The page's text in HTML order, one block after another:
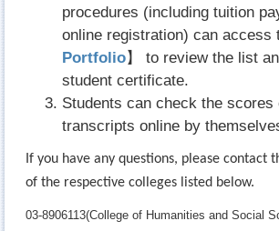
procedures (including tuition
online registration) can access
Portfolio】 to review the list
student certificate.
Students can check the scores
transcripts online by
If you have any questions, please contact
of the respective colleges listed below.
03-8906113(College of Humanities and Social